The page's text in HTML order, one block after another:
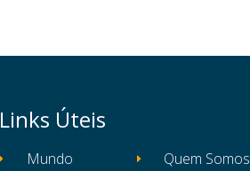
Links Úteis
Mundo
Quem Somos